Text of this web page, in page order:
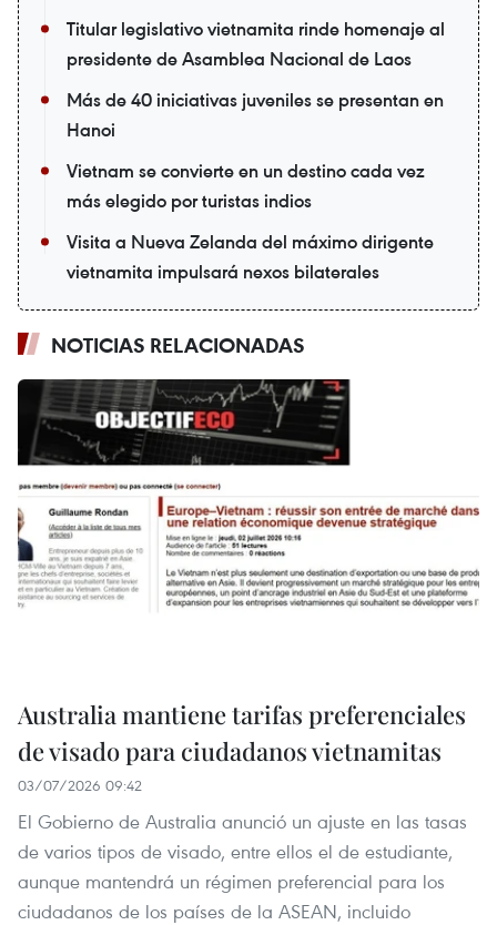
Titular legislativo vietnamita rinde homenaje al
presidente de Asamblea Nacional de Laos
Más de 40 iniciativas juveniles se presentan en
Hanoi
Vietnam se convierte en un destino cada vez
más elegido por turistas indios
Visita a Nueva Zelanda del máximo dirigente
vietnamita impulsará nexos bilaterales
NOTICIAS RELACIONADAS
Australia mantiene tarifas preferenciales
de visado para ciudadanos vietnamitas
03/07/2026 09:42
El Gobierno de Australia anunció un ajuste en las tasas
de varios tipos de visado, entre ellos el de estudiante,
aunque mantendrá un régimen preferencial para los
ciudadanos de los países de la ASEAN, incluido